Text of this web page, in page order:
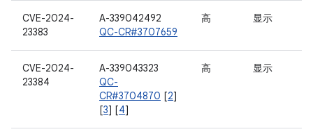
CVE-2024-
23383
A-339042492
QC-CR#3707659
高 显示
CVE-2024-
23384
A-339043323
QC-
CR#3704870 [2]
[3] [4]
高 显示